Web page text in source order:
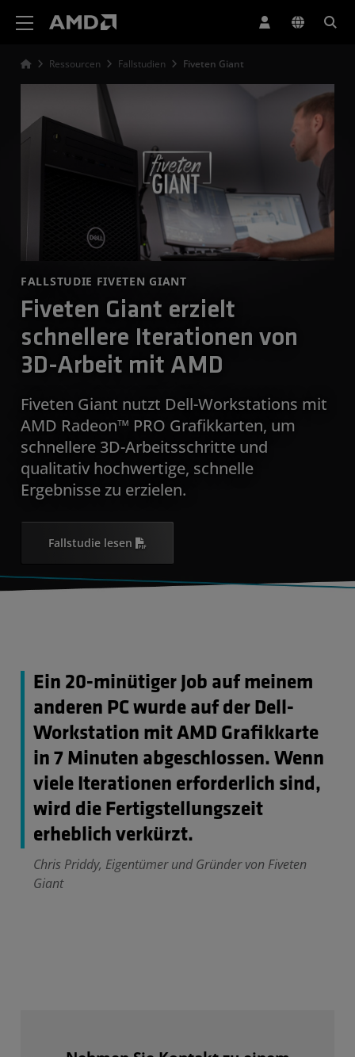
Ressourcen Fallstudien Fiveten Giant
FALLSTUDIE FIVETEN GIANT
Fiveten Giant erzielt
schnellere Iterationen von
3D-Arbeit mit AMD
Fiveten Giant nutzt Dell-Workstations mit
AMD Radeon™ PRO Grafikkarten, um
schnellere 3D-Arbeitsschritte und
qualitativ hochwertige, schnelle
Ergebnisse zu erzielen.
Fallstudie lesen
Ein 20-minütiger Job auf meinem
anderen PC wurde auf der Dell-
Workstation mit AMD Grafikkarte
in 7 Minuten abgeschlossen. Wenn
viele Iterationen erforderlich sind,
wird die Fertigstellungszeit
erheblich verkürzt.
Chris Priddy, Eigentümer und Gründer von Fiveten
Giant